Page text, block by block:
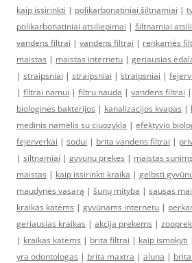
kaip issirinkti | polikarbonatiniai šiltnamiai |
polikarbonatiniai atsiliepimai | šiltnamiai
vandens filtrai | vandens filtrai | renkamės
maistas | maistas internetu | geriausias
| straipsniai | straipsniai | straipsniai |
| filtrai namui | filtru nauda | vandens filtrai |
biologinės bakterijos | kanalizacijos kvapas |
medinis namelis su ciuozykla | efektyvio
fejerverkai | sodui | brita vandens filtrai |
| siltnamiai | gyvunu prekes | maistas sunims
maistas | kaip issirinkti kraika | gelbsti
maudynės vasarą | šunų mityba | sausas
kraikas katėms | gyvūnams internetu |
geriausias kraikas | akcija prekems |
| kraikas katėms | brita filtrai | kaip ismokyti
yra odontologas | brita maxtra | aluna |